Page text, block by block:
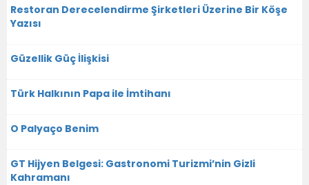
Restoran Derecelendirme Şirketleri Üzerine Bir Köşe
Yazısı
Güzellik Güç İlişkisi
Türk Halkının Papa ile İmtihanı
O Palyaço Benim
GT Hijyen Belgesi: Gastronomi Turizmi’nin Gizli
Kahramanı